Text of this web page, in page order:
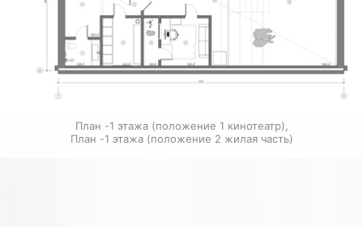
План -1 этажа (положение 1 кинотеатр),
План -1 этажа (положение 2 жилая часть)